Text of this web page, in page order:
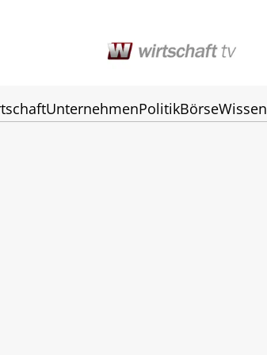
UnternehmenPolitikBörseWissen